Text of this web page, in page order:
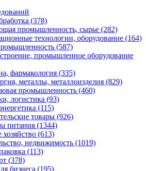
(378)
промышленность, сырье (282)
технологии, оборудование (164)
(587)
промышленное оборудование
фармакология (335)
металлы, металлоизделия (829)
промышленность (460)
логистика (93)
(115)
товары (926)
питания (1344)
хозяйство (613)
недвижимость (1019)
(113)
(378)
бизнеса (195)